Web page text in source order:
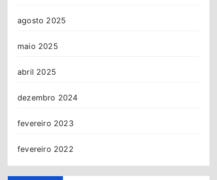
agosto 2025
maio 2025
abril 2025
dezembro 2024
fevereiro 2023
fevereiro 2022